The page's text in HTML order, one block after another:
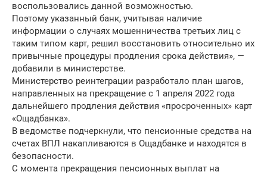
воспользовались данной возможностью.
Поэтому указанный банк, учитывая наличие
информации о случаях мошенничества третьих лиц с
таким типом карт, решил восстановить относительно их
привычные процедуры продления срока действия», —
добавили в министерстве.
Министерство реинтеграции разработало план шагов,
направленных на прекращение с 1 апреля 2022 года
дальнейшего продления действия «просроченных» карт
«Ощадбанка».
В ведомстве подчеркнули, что пенсионные средства на
счетах ВПЛ накапливаются в Ощадбанке и находятся в
безопасности.
С момента прекращения пенсионных выплат на